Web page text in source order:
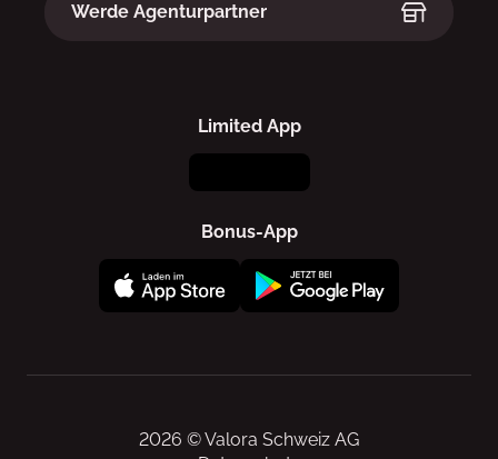
Werde Agenturpartner
Limited App
Bonus-App
2026 © Valora Schweiz AG